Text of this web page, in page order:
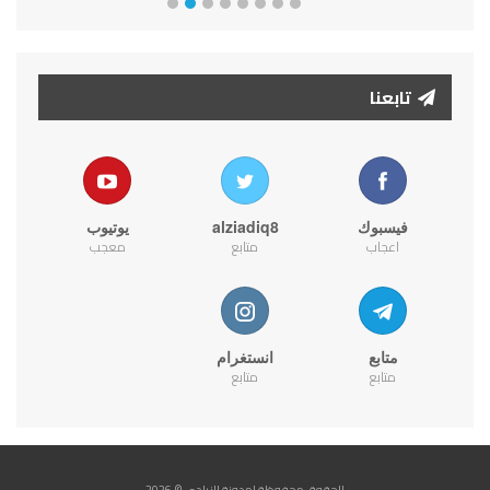
تابعنا
فيسبوك
اعجاب
alziadiq8
متابع
يوتيوب
معجب
متابع
متابع
انستغرام
متابع